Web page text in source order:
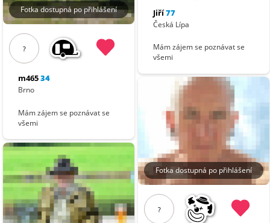
Fotka dostupná po přihlášení
?
m46534
Brno
Mám zájem se poznávat se
všemi
Jiří77
Česká Lípa
Mám zájem se poznávat se
všemi
Fotka dostupná po přihlášení
?